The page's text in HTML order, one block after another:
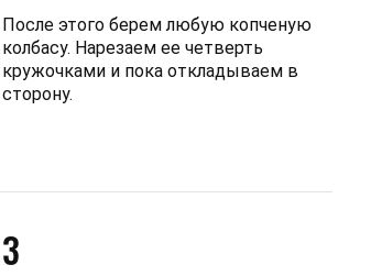
После этого берем любую копченую
колбасу. Нарезаем ее четверть
кружочками и пока откладываем в
сторону.
3